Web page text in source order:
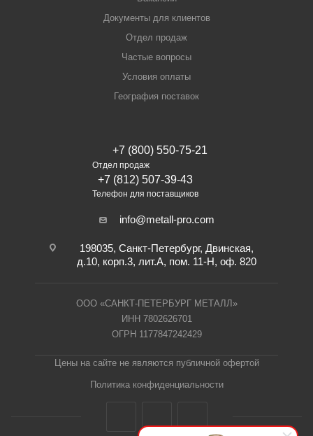
Документы для клиентов
Отдел продаж
Частые вопросы
Условия оплаты
География поставок
+7 (800) 550-75-21
Отдел продаж
+7 (812) 507-39-43
Телефон для поставщиков
info@metall-pro.com
198035, Санкт-Петербург, Двинская,
д.10, корп.3, лит.А, пом. 11-Н, оф. 820
ООО «САНКТ-ПЕТЕРБУРГ МЕТАЛЛ»
ИНН 7802626701
ОГРН 1177847242429
Цены на сайте не являются публичной офертой
Политика конфиденциальности